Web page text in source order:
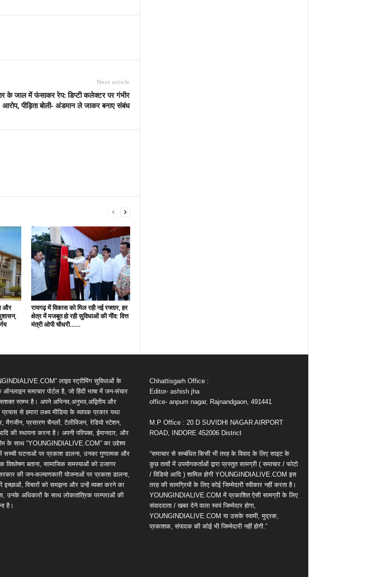
Next article
के जाल में फंसाकर रेप: डिप्टी कलेक्टर पर गंभीर
आरोप, पीड़िता बोली- अंडमान ले जाकर बनाए संबंध
और
रायगढ़ में विकास को मिल रही नई रफ्तार, हर
क्षेत्र में मजबूत हो रही सुविधाओं की नींव: वित्त
मंत्री ओपी चौधरी……
लाइव स्ट्रीमिंग सुविधाओं के
समाचार पोर्टल है, जो हिंदी भाषा में जन-संचार
स्तम्भ है। अपने अभिनव,अनुभव,अद्वितीय और
से हमारा लक्ष्य मीडिया के व्यापक प्रकार यथा
मैगजीन, प्रसारण चैनलों, टेलीविजन, रेडियो स्टेशन,
की स्थापना करना है। अपनी परिपक्व, ईमानदार, और
टीम के साथ “YOUNGINDIALIVE.COM” का उद्देश्य
सच्ची घटनाओं पर प्रकाश डालना, उनका गुणात्मक और
विश्लेषण बताना, सामाजिक समस्याओं को उजागर
की जन-कल्याणकारी योजनाओं पर प्रकाश डालना,
इच्छाओं, विचारों को समझना और उन्हें व्यक्त करने का
उनके अधिकारों के साथ लोकतांत्रिक परम्पराओं की
है।
Chhattisgarh Office :
Editor- ashish jha
office- anpum nagar, Rajnandgaon, 491441
M.P Office : 20 D SUVIDHI NAGAR AIRPORT
ROAD, INDORE 452006 District
“समाचार से सम्बंधित किसी भी तरह के विवाद के लिए साइट के
कुछ तत्वों में उपयोगकर्ताओं द्वारा प्रस्तुत सामग्री ( समाचार / फोटो
/ विडियो आदि ) शामिल होगी YOUNGINDIALIVE.COM इस
तरह की सामग्रियों के लिए कोई जिम्मेदारी स्वीकार नहीं करता है।
YOUNGINDIALIVE.COM में प्रकाशित ऐसी सामग्री के लिए
संवाददाता / खबर देने वाला स्वयं जिम्मेदार होगा,
YOUNGINDIALIVE.COM या उसके स्वामी, मुद्रक,
प्रकाशक, संपादक की कोई भी जिम्मेदारी नहीं होगी.”